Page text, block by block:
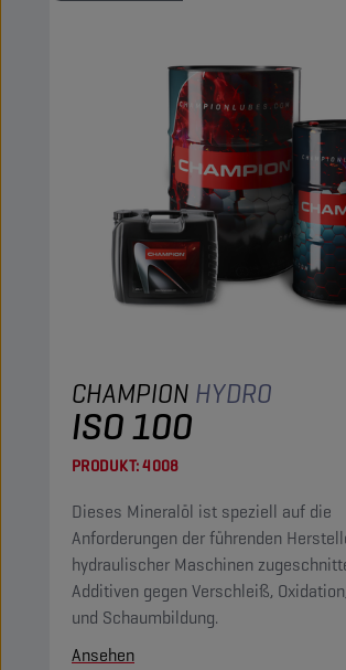
CHAMPION HYDRO
ISO 100
PRODUKT:4008
Dieses Mineralöl ist speziell auf die
Anforderungen der führenden
hydraulischer Maschinen
Additiven gegen Verschleiß,
und Schaumbildung.
Ansehen